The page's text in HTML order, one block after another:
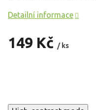
149 Kč / ks
Detailní informace